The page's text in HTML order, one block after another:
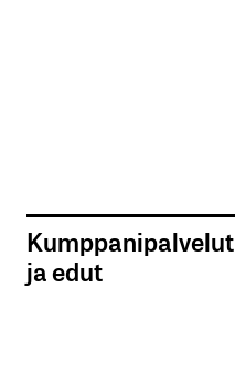
Kumppanipalvelut
ja edut